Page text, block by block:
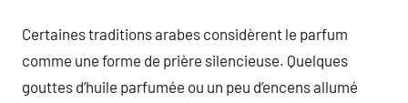
Certaines traditions arabes considèrent le parfum
comme une forme de prière silencieuse. Quelques
gouttes d’huile parfumée ou un peu d’encens allumé